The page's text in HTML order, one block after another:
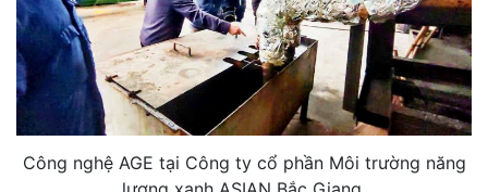
Công nghệ AGE tại Công ty cổ phần Môi trường năng